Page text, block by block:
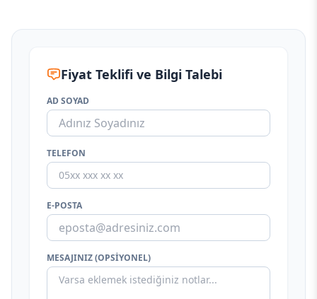
Fiyat Teklifi ve Bilgi Talebi
AD SOYAD
TELEFON
E-POSTA
MESAJINIZ (OPSIYONEL)